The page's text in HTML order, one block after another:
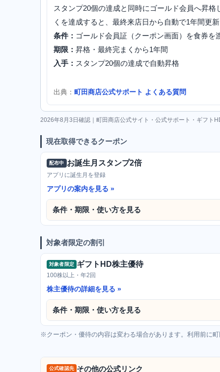
スタンプ20個の達成と同時にゴールド会員へ昇
くを達成すると、最終来店日から自動で1年間更新
条件： ゴールド会員証（クーポン画面）を食券を
期限： 昇格・最終完まくから1年間
入手： スタンプ20個の達成で自動昇格
出典： 町田商店公式サポート よくある質問
2026年8月3日確認｜町田商店公式サイト・公式サポート・ギフト
現在取得できるクーポン
配布中 お誕生月スタンプ2倍
アプリに誕生月を登録
アプリの案内を見る
条件・期限・使い方を見る
対象者限定の割引
対象者限定 ギフトHD株主優待
100株以上・年2回
株主優待の詳細を見る
条件・期限・使い方を見る
※クーポン・優待の内容は変わる場合があります。利用前に
公式確認先 その他の公式リンク